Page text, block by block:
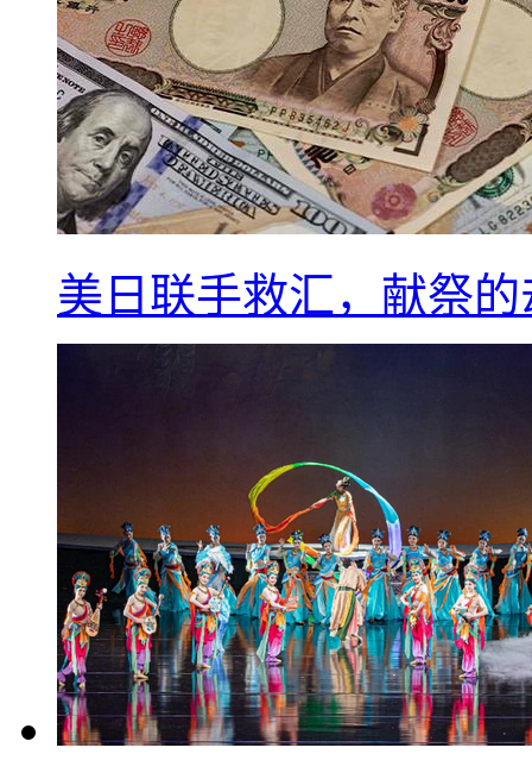
美日联手救汇，献祭